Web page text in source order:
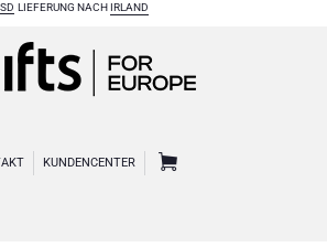
LIEFERUNG NACH IRLAND
KUNDENCENTER